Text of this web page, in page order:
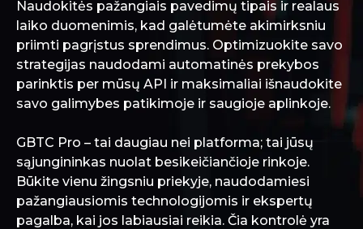
Naudokitės pažangiais pavedimų tipais ir realaus
laiko duomenimis, kad galėtumėte akimirksniu
priimti pagrįstus sprendimus. Optimizuokite savo
strategijas naudodami automatinės prekybos
parinktis per mūsų API ir maksimaliai išnaudokite
savo galimybes patikimoje ir saugioje aplinkoje.
GBTC Pro – tai daugiau nei platforma; tai jūsų
sąjungininkas nuolat besikeičiančioje rinkoje.
Būkite vienu žingsniu priekyje, naudodamiesi
pažangiausiomis technologijomis ir ekspertų
pagalba, kai jos labiausiai reikia. Čia kontrolė yra